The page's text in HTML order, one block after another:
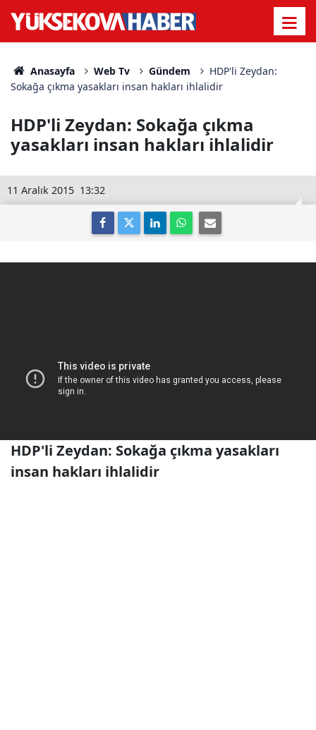
Anasayfa Web Tv Gündem
HDP'li Zeydan:
Sokağa çıkma yasakları insan hakları ihlalidir
HDP'li Zeydan: Sokağa çıkma
yasakları insan hakları ihlalidir
13:32
11 Aralık 2015
HDP'li Zeydan: Sokağa çıkma yasakları
insan hakları ihlalidir